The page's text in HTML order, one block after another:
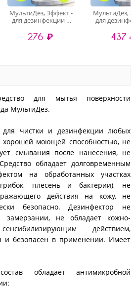
МультиДез, Эффект -
для дезинфекции и
бабл гам (триггер),
500 мл
276 ₽
МультиДез,
для
бабл гам
437
для мытья поверхности
МультиДез.
для чистки и дезинфекции любых
хорошей моющей способностью, не
смывания после нанесения, не
обладает долговременным
на обработанных участках
плесень и бактерии), не
действия на кожу, не
безопасно. Дезинфектор не
замерзании, не обладает кожно-
действием,
и безопасен в применении. Имеет
обладает антимикробной